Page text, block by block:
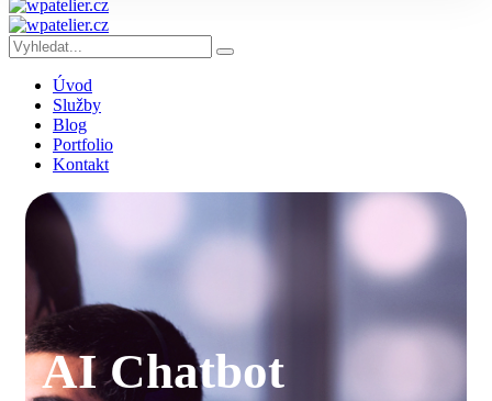
Úvod
Služby
Blog
Portfolio
Kontakt
AI Chatbot